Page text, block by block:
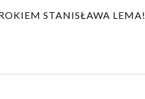
STANISŁAWA LEMA!